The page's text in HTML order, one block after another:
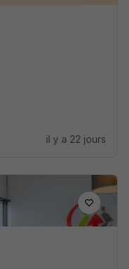
il y a 22 jours